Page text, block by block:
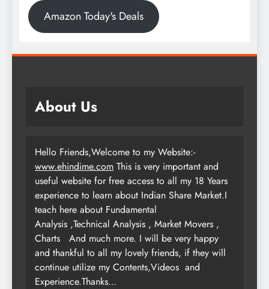
Amazon Today's Deals
About Us
Hello Friends,Welcome to my Website:-
www.ehindime.com This is very important and
useful website for free access to all my 18 Years
experience to learn about Indian Share Market.I
teach here about Fundamental
Analysis ,Technical Analysis , Market Movers ,
Charts
And much more. I will be very happy
and thankful to all my lovely friends, if they will
continue utilize my Contents,Videos and
Experience.Thanks…